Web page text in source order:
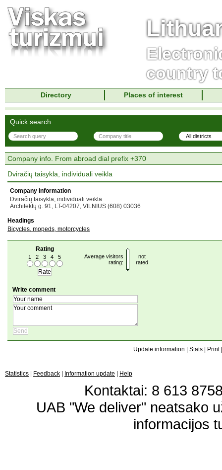
country
Directory Places of interest
Quick search
Company info. From abroad dial prefix +370
Dviračių taisykla, individuali veikla
Company information
Dviračių taisykla, individuali veikla
Architektų g. 91, LT-04207, VILNIUS (608) 03036
Headings
Bicycles, mopeds, motorcycles
Rating
1 2 3 4 5
Average visitors
rating:
not
rated
Write comment
Update information Stats Print
Statistics Feedback Information update Help
Kontaktai: 8 613
UAB "We deliver" neatsako
informacijos